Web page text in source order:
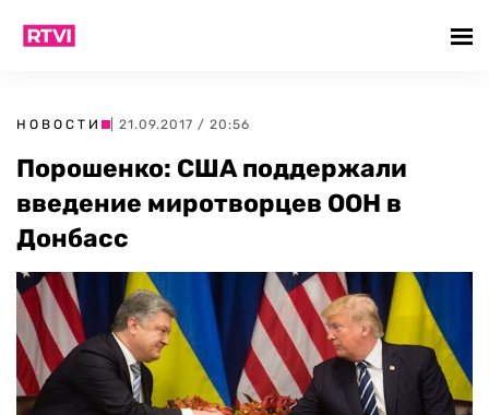
НОВОСТИ | 21.09.2017 / 20:56
Порошенко: США поддержали
введение миротворцев ООН в
Донбасс